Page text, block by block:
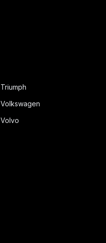
Triumph
Volkswagen
Volvo